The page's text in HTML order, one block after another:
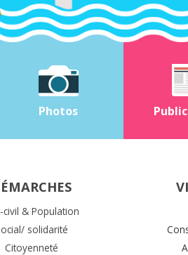
Photos
civil & Population
solidarité
Citoyenneté